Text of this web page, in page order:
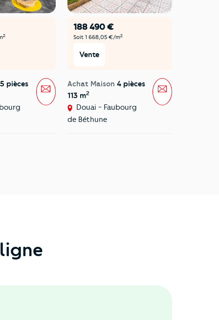
2
5 pièces Message
188 490 €
Soit 1 668,05 €/m2
Vente
Achat Maison 4 pièces
113 m2
Douai - Faubourg
de Béthune
Message